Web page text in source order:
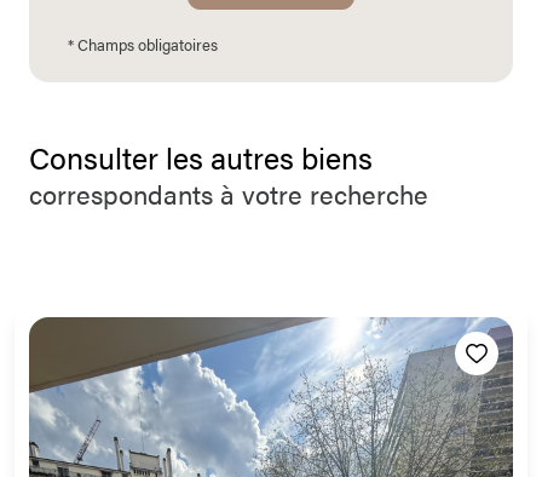
* Champs obligatoires
Consulter les autres biens
correspondants à votre recherche